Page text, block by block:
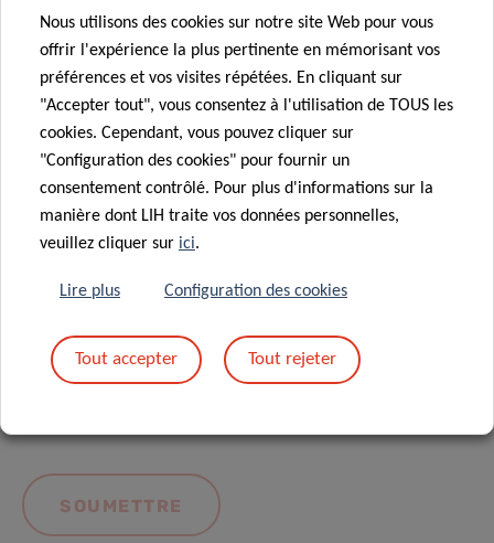
Message*
En envoyant votre message, vous acceptez
politique de confidentialité du LIH.
Nous utilisons des cookies sur notre site Web pour vous
offrir l'expérience la plus pertinente en mémorisant vos
préférences et vos visites répétées. En cliquant sur
"Accepter tout", vous consentez à l'utilisation de TOUS les
cookies. Cependant, vous pouvez cliquer sur
"Configuration des cookies" pour fournir un
consentement contrôlé. Pour plus d'informations sur la
manière dont LIH traite vos données personnelles,
veuillez cliquer sur ici.
Lire plus Configuration des cookies
Tout accepter Tout rejeter